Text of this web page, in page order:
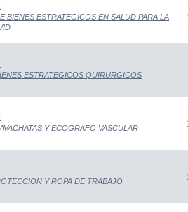
BIENES ESTRATEGICOS EN SALUD PARA LA
ESTRATEGICOS QUIRURGICOS
Y ECOGRAFO VASCULAR
Y ROPA DE TRABAJO